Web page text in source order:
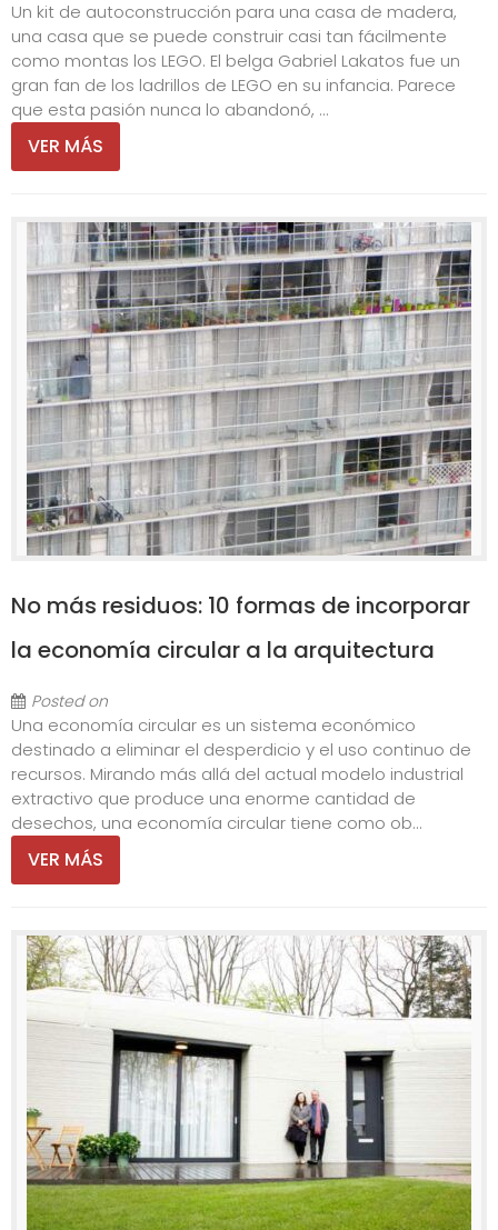
Un kit de autoconstrucción para una casa de madera,
una casa que se puede construir casi tan fácilmente
como montas los LEGO. El belga Gabriel Lakatos fue un
gran fan de los ladrillos de LEGO en su infancia. Parece
que esta pasión nunca lo abandonó, ...
VER MÁS
No más residuos: 10 formas de incorporar
la economía circular a la arquitectura
Posted on
Una economía circular es un sistema económico
destinado a eliminar el desperdicio y el uso continuo de
recursos. Mirando más allá del actual modelo industrial
extractivo que produce una enorme cantidad de
desechos, una economía circular tiene como ob...
VER MÁS